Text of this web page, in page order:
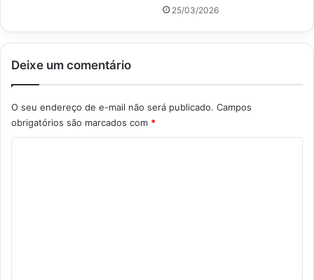
25/03/2026
Deixe um comentário
O seu endereço de e-mail não será publicado. Campos
obrigatórios são marcados com *